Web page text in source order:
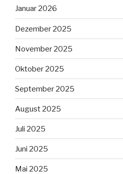
Januar 2026
Dezember 2025
November 2025
Oktober 2025
September 2025
August 2025
Juli 2025
Juni 2025
Mai 2025